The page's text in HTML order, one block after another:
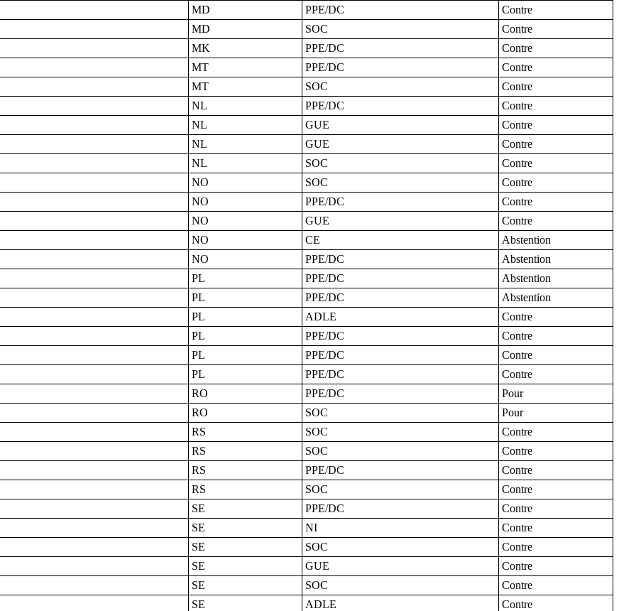
MD PPE/DC
Contre
MD SOC
Contre
MK PPE/DC
Contre
MT PPE/DC
Contre
MT SOC
Contre
NL PPE/DC
Contre
NL GUE
Contre
NL GUE
Contre
NL SOC
Contre
NO SOC
Contre
NO PPE/DC
Contre
NO GUE
Contre
NO CE
Abstention
NO PPE/DC
Abstention
PL PPE/DC
Abstention
PL PPE/DC
Abstention
PL ADLE
Contre
PL PPE/DC
Contre
PL PPE/DC
Contre
PL PPE/DC
Contre
RO PPE/DC
Pour
RO SOC
Pour
RS SOC
Contre
RS SOC
Contre
RS PPE/DC
Contre
RS SOC
Contre
SE PPE/DC
Contre
SE NI
Contre
SE SOC
Contre
SE GUE
Contre
SE SOC
Contre
SE ADLE
Contre